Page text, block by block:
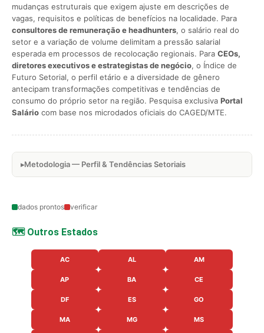
mudanças estruturais que exigem ajuste em descrições de
vagas, requisitos e políticas de benefícios na localidade. Para
consultores de remuneração e headhunters, o salário real do
setor e a variação de volume delimitam a pressão salarial
esperada em processos de recolocação regionais. Para CEOs,
diretores executivos e estrategistas de negócio, o Índice de
Futuro Setorial, o perfil etário e a diversidade de gênero
antecipam transformações competitivas e tendências de
consumo do próprio setor na região. Pesquisa exclusiva Portal
Salário com base nos microdados oficiais do CAGED/MTE.
Metodologia — Perfil & Tendências Setoriais
dados prontos verificar
🗺️ Outros Estados
AC AL AM
AP BA CE
DF ES GO
MA MG MS